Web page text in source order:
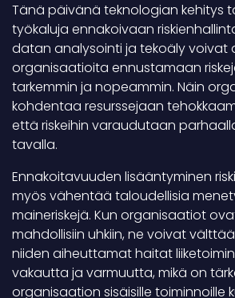
Tänä päivänä teknologian kehitys
työkaluja ennakoivaan
datan analysointi ja tekoäly voivat
organisaatioita ennustamaan
tarkemmin ja nopeammin. Näin
kohdentaa resurssejaan
että riskeihin varaudutaan
tavalla.
Ennakoitavuuden lisääntyminen
myös vähentää taloudellisia
maineriskejä. Kun organisaatiot
mahdollisiin uhkiin, ne voivat välttää
niiden aiheuttamat haitat
vakautta ja varmuutta, mikä on
organisaation sisäisille toiminnoille